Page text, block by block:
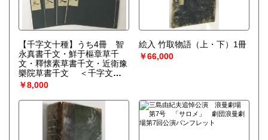
【千字文十種】うち4冊 智
永真書千文・鮮于樞章草千
文・釋懐素草書千文・近衛豫
樂院草書千文 ＜千字文十
種＞
￥8,000
絵入 竹取物語（上・下）1冊
￥66,000